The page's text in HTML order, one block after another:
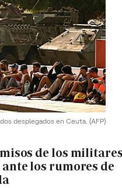
desplegados en Ceuta. (AFP)
de los
los rumores de